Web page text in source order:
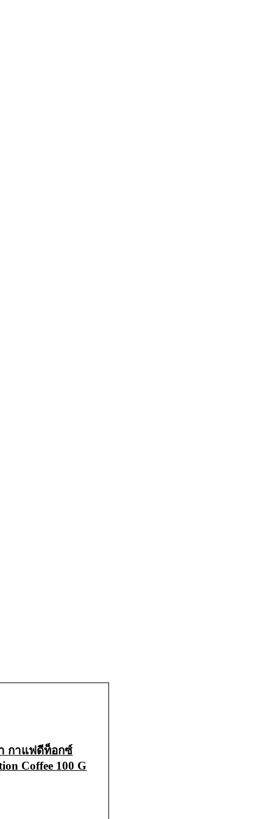
กาแฟดีท็อกซ์
Coffee 100 G